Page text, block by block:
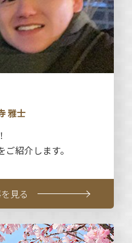
雅士
紹介します。
見る